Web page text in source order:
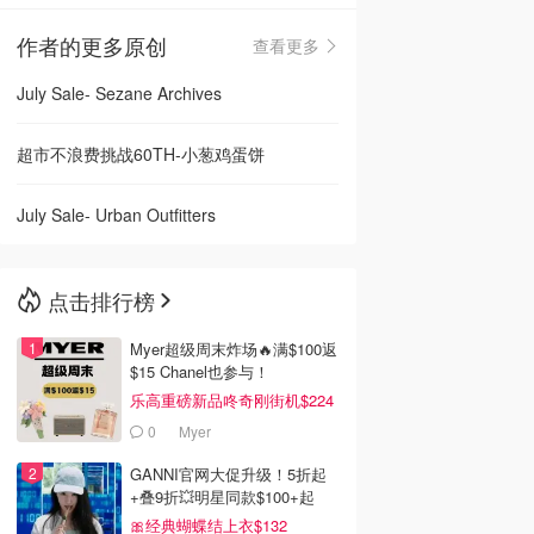
🇳🇿新西兰
作者的更多原创
查看更多
July Sale- Sezane Archives
超市不浪费挑战60TH-小葱鸡蛋饼
July Sale- Urban Outfitters
点击排行榜
Myer超级周末炸场🔥满$100返
$15 Chanel也参与！
乐高重磅新品咚奇刚街机$224
0 Myer
GANNI官网大促升级！5折起
+叠9折💥明星同款$100+起
🎀经典蝴蝶结上衣$132